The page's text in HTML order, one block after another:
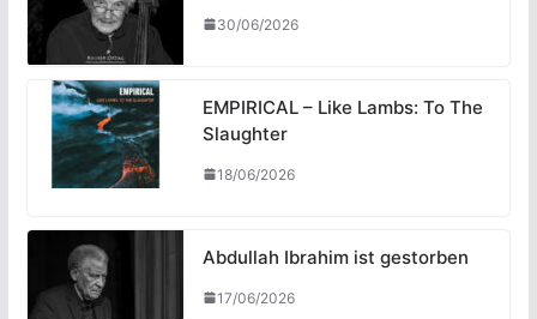
30/06/2026
EMPIRICAL – Like Lambs: To The
Slaughter
18/06/2026
Abdullah Ibrahim ist gestorben
17/06/2026